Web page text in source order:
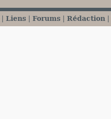
Liens Forums Rédaction